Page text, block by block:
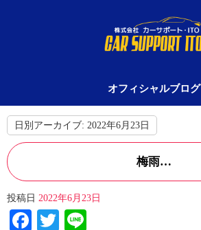
オフィシャルブログ
日別アーカイブ: 2022年6月23日
梅雨…
投稿日 2022年6月23日
Facebook
Twitter